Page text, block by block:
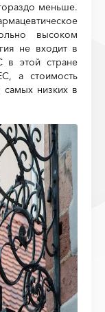
меньше.
высоком
не входит в
в этой стране
а стоимость
самых низких в